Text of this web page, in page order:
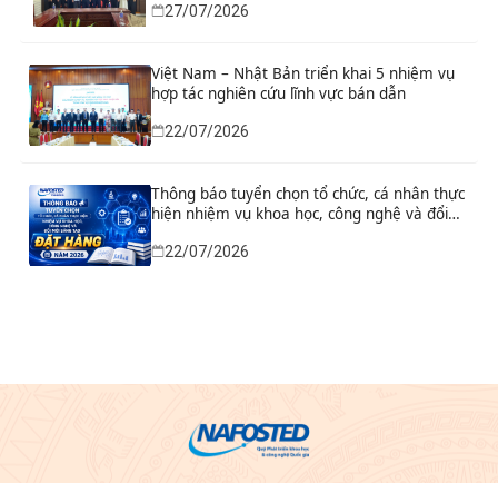
Bình
27/07/2026
Việt Nam – Nhật Bản triển khai 5 nhiệm vụ
hợp tác nghiên cứu lĩnh vực bán dẫn
22/07/2026
Thông báo tuyển chọn tổ chức, cá nhân thực
hiện nhiệm vụ khoa học, công nghệ và đổi
22/07/2026